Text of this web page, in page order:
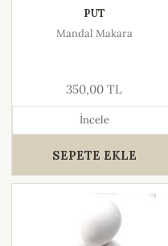
PUT
Mandal Makara
350,00 TL
İncele
SEPETE EKLE